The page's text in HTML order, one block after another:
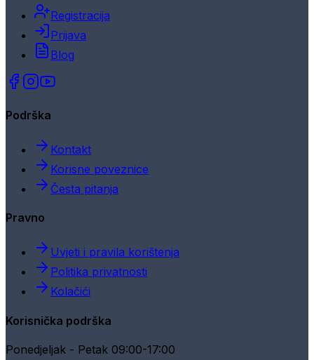
Registracija
Prijava
Blog
Podrška
Kontakt
Korisne poveznice
Česta pitanja
Pravno
Uvjeti i pravila korištenja
Politika privatnosti
Kolačići
Korisnička podrška
Ponedjeljak - Petak 09:00-17:00